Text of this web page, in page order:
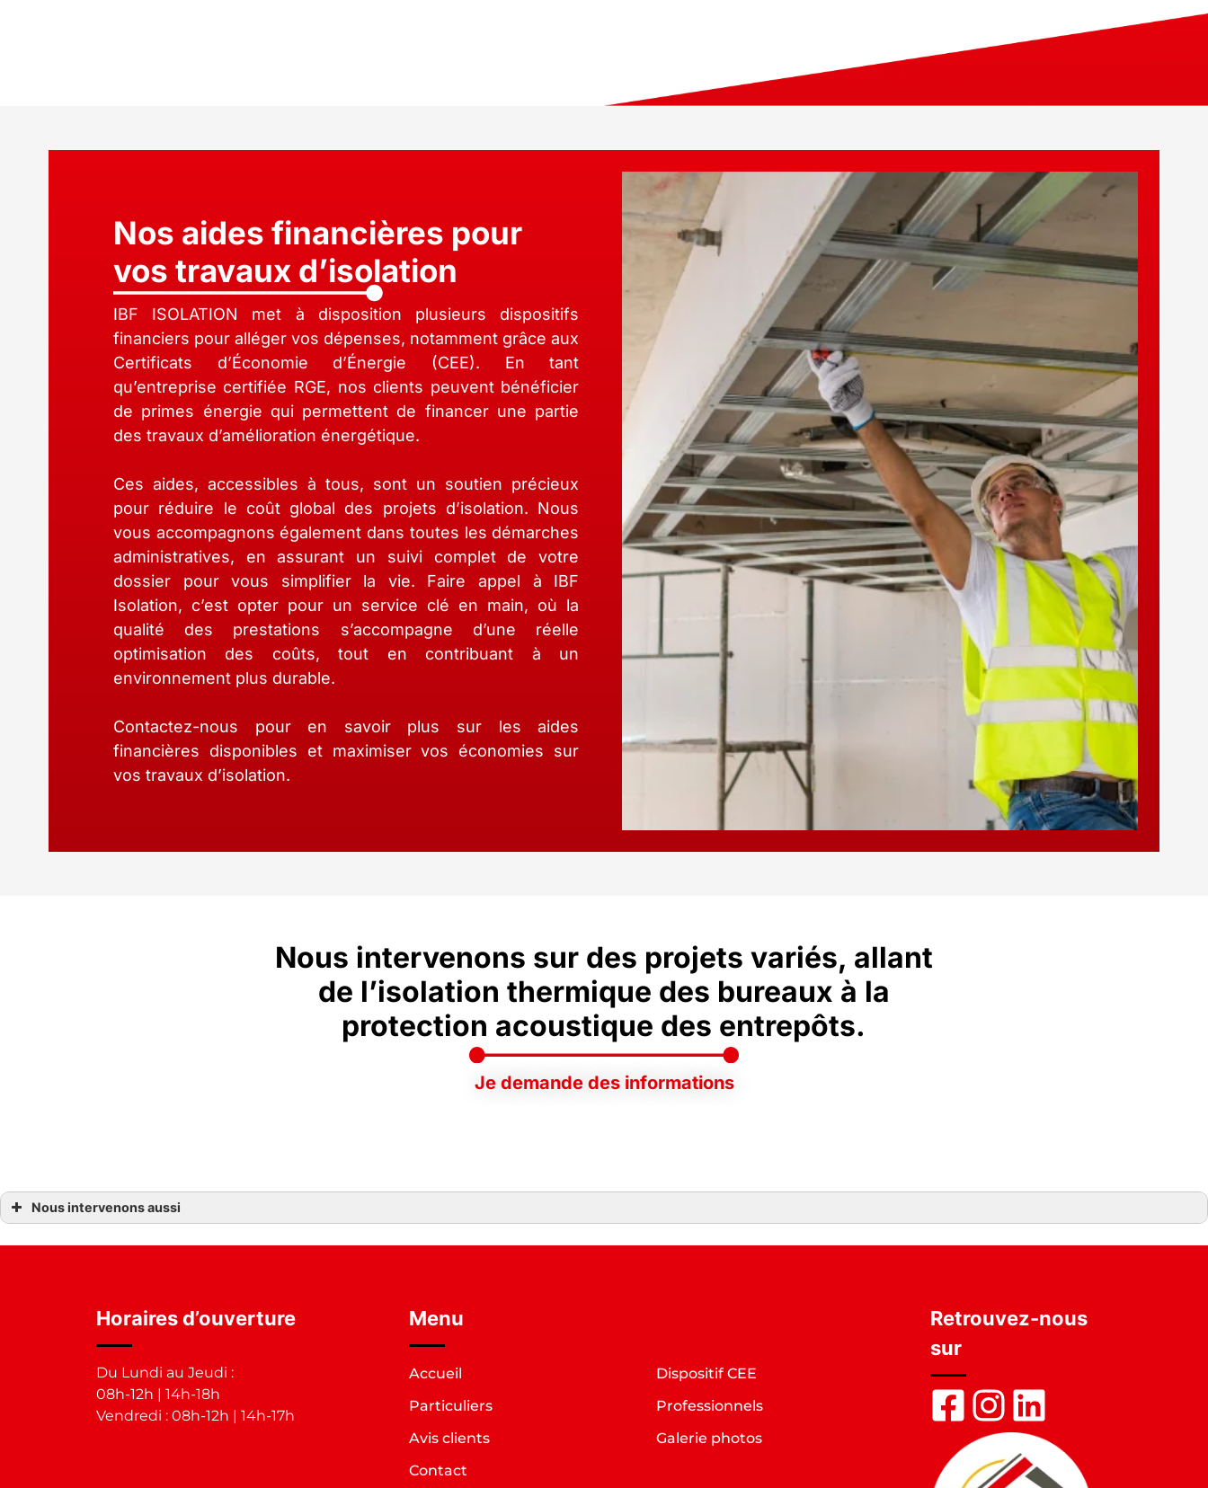
Nos aides financières pour
vos travaux d’isolation
IBF ISOLATION met à disposition plusieurs dispositifs
financiers pour alléger vos dépenses, notamment grâce aux
Certificats d’Économie d’Énergie (CEE). En tant
qu’entreprise certifiée RGE, nos clients peuvent bénéficier
de primes énergie qui permettent de financer une partie
des travaux d’amélioration énergétique.
Ces aides, accessibles à tous, sont un soutien précieux
pour réduire le coût global des projets d’isolation. Nous
vous accompagnons également dans toutes les démarches
administratives, en assurant un suivi complet de votre
dossier pour vous simplifier la vie. Faire appel à IBF
Isolation, c’est opter pour un service clé en main, où la
qualité des prestations s’accompagne d’une réelle
optimisation des coûts, tout en contribuant à un
environnement plus durable.
Contactez-nous pour en savoir plus sur les aides
financières disponibles et maximiser vos économies sur
vos travaux d’isolation.
Nous intervenons sur des projets variés, allant
de l’isolation thermique des bureaux à la
protection acoustique des entrepôts.
Je demande des informations
Nous intervenons aussi
Isolation saint-fulgent
Isolation la mothe-achard
Isolation les herbiers
Isolation aizenay
Isolation les sables-d’olonne
Isolation les sorinières
Horaires d’ouverture
Du Lundi au Jeudi :
08h-12h | 14h-18h
Vendredi : 08h-12h | 14h-17h
Menu
Accueil
Dispositif CEE
Particuliers
Professionnels
Avis clients
Galerie photos
Contact
Retrouvez-nous
sur